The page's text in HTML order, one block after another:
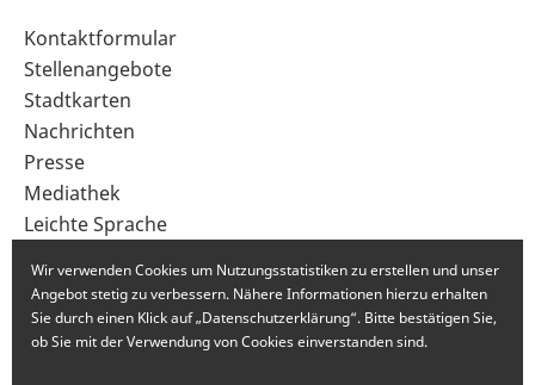
Sekundärnavigation
im
Fußbereich
Kontaktformular
Stellenangebote
Stadtkarten
Nachrichten
Presse
Mediathek
Leichte Sprache
Wir verwenden Cookies um Nutzungsstatistiken zu erstellen und unser
Angebot stetig zu verbessern. Nähere Informationen hierzu erhalten
Sie durch einen Klick auf „Datenschutzerklärung“. Bitte bestätigen Sie,
ob Sie mit der Verwendung von Cookies einverstanden sind.